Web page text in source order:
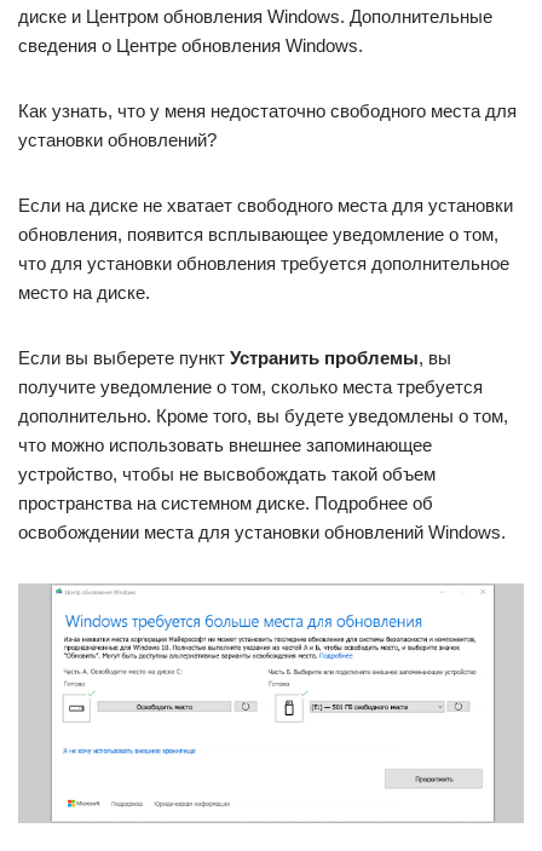
диске и Центром обновления Windows. Дополнительные
сведения о Центре обновления Windows.
Как узнать, что у меня недостаточно свободного места для
установки обновлений?
Если на диске не хватает свободного места для установки
обновления, появится всплывающее уведомление о том,
что для установки обновления требуется дополнительное
место на диске.
Если вы выберете пункт Устранить проблемы, вы
получите уведомление о том, сколько места требуется
дополнительно. Кроме того, вы будете уведомлены о том,
что можно использовать внешнее запоминающее
устройство, чтобы не высвобождать такой объем
пространства на системном диске. Подробнее об
освобождении места для установки обновлений Windows.